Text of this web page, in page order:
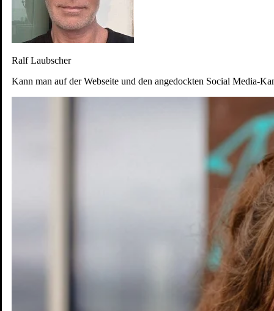
Ralf Laubscher
Kann man auf der Webseite und den angedockten Social Media-